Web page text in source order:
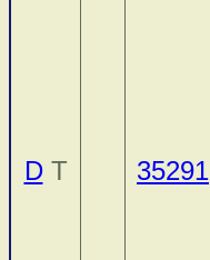
DT 35291